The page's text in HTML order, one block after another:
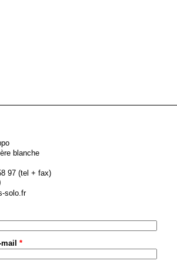
blanche
97 (tel + fax)
solo.fr
*